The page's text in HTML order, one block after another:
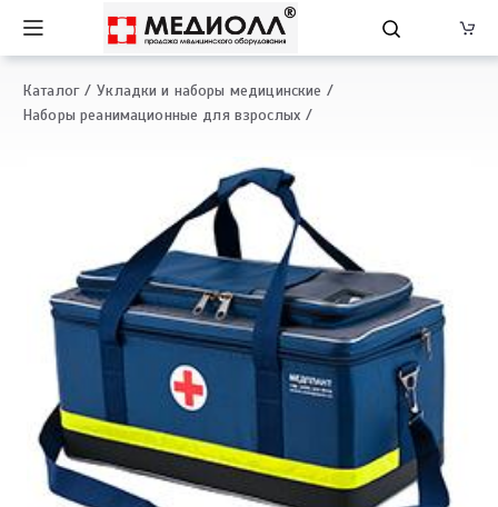
Каталог
Укладки и наборы медицинские
Наборы реанимационные для взрослых